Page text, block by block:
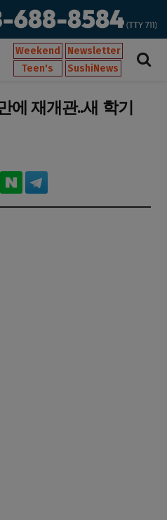
Weekend
Newsletter
Teen's
SushiNews
에 재개관..새 학기